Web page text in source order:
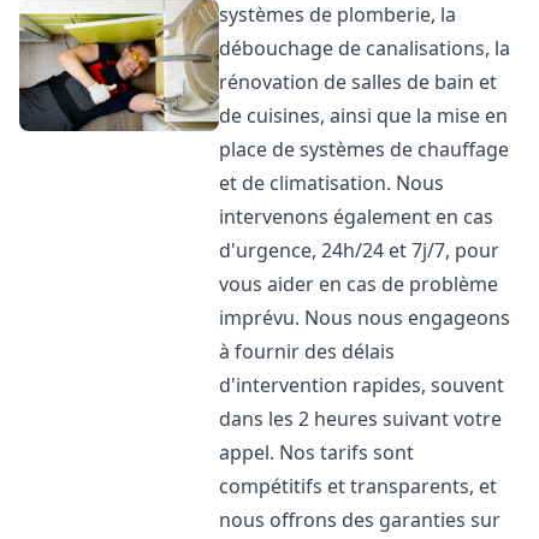
systèmes de plomberie, la
débouchage de canalisations, la
rénovation de salles de bain et
de cuisines, ainsi que la mise en
place de systèmes de chauffage
et de climatisation. Nous
intervenons également en cas
d'urgence, 24h/24 et 7j/7, pour
vous aider en cas de problème
imprévu. Nous nous engageons
à fournir des délais
d'intervention rapides, souvent
dans les 2 heures suivant votre
appel. Nos tarifs sont
compétitifs et transparents, et
nous offrons des garanties sur